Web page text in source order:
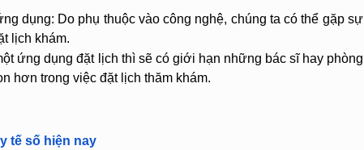
dụng: Do phụ thuộc vào công nghệ, chúng ta có thể gặp sự
lịch khám.
ứng dụng đặt lịch thì sẽ có giới hạn những bác sĩ hay phòng
hơn trong việc đặt lịch thăm khám.
tế số hiện nay